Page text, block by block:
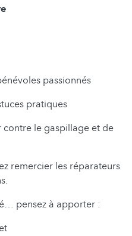
passionnés
pratiques
contre le gaspillage et de
remercier les réparateurs
pensez à apporter :